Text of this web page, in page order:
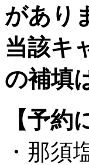
があり
当該キ
の補填
【予
・那須